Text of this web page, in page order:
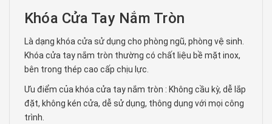
Khóa Cửa Tay Nắm Tròn
Là dạng khóa cửa sử dụng cho phòng ngũ, phòng vệ sinh.
Khóa cửa tay nắm tròn thường có chất liệu bề mặt inox,
bên trong thép cao cấp chịu lực.
Ưu điểm của khóa cửa tay nắm tròn : Không cầu kỳ, dễ lắp
đặt, không kén cửa, dễ sử dụng, thông dụng với mọi công
trình.